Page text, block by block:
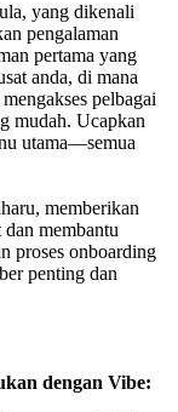
yang dikenali
pengalaman
pertama yang
anda, di mana
pelbagai
mudah. Ucapkan
utama—semua
memberikan
membantu
proses onboarding
penting dan
dengan Vibe: